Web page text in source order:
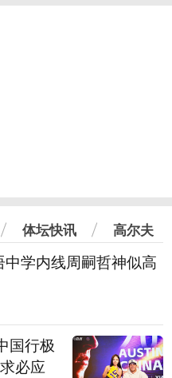
体坛快讯 高尔夫
学内线周嗣哲神似高
国行极
必应